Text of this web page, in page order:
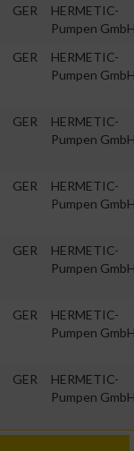
GER
HERMETIC-
Pumpen
GER
HERMETIC-
Pumpen
GER
HERMETIC-
Pumpen
GER
HERMETIC-
Pumpen
GER
HERMETIC-
Pumpen
GER
HERMETIC-
Pumpen
GER
HERMETIC-
Pumpen